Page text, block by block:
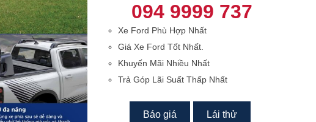
094 9999 737
Xe Ford Phù Hợp Nhất
Giá Xe Ford Tốt Nhất.
Khuyến Mãi Nhiều Nhất
Trả Góp Lãi Suất Thấp Nhất
Báo giá Lái thử